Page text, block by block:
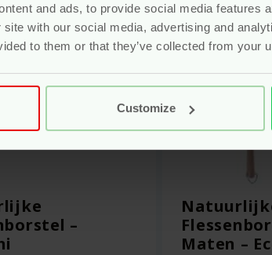
and ads, to provide social media features
with our social media, advertising and
to them or that they’ve collected from your
Customize
–
Maten –